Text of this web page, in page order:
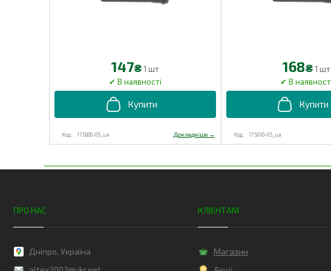
175000-05_ua
147₴1 шт
175010-05_ua
168₴1 шт
ПРО НАС
Дніпро, Україна
КЛІЄНТАМ
Магазин